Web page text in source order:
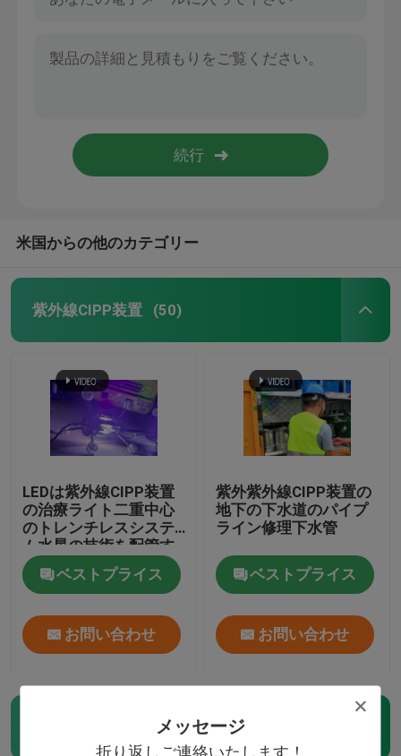
メッセージ
折り返しご連絡いたします！
米国からの他のカテゴリー
紫外線CIPP装置 (50)
LEDは紫外線CIPP装置
の治療ライト二重中心
のトレンチレスシステ
ム水星の技術を配管す
る
ベストプライス
お問い合わせ
紫外紫外線CIPP装置の
地下の下水道のパイプ
ライン修理下水管
ベストプライス
お問い合わせ
紫外線治されたCIPP (21)